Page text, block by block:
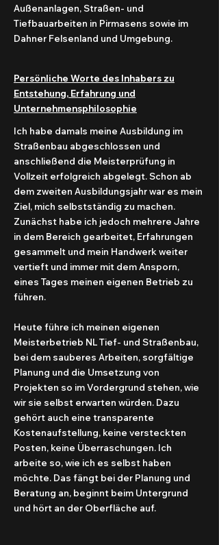
Außenanlagen, Straßen- und
Tiefbauarbeiten in Pirmasens sowie im
Dahner Felsenland und Umgebung.
Persönliche Worte des Inhabers zu
Entstehung, Erfahrung und
Unternehmensphilosophie
Ich habe damals meine Ausbildung im
Straßenbau abgeschlossen und
anschließend die Meisterprüfung in
Vollzeit erfolgreich abgelegt. Schon ab
dem zweiten Ausbildungsjahr war es mein
Ziel, mich selbstständig zu machen.
Zunächst habe ich jedoch mehrere Jahre
in dem Bereich gearbeitet, Erfahrungen
gesammelt und mein Handwerk weiter
vertieft und immer mit dem Ansporn,
eines Tages meinen eigenen Betrieb zu
führen.
Heute führe ich meinen eigenen
Meisterbetrieb NL Tief- und Straßenbau,
bei dem sauberes Arbeiten, sorgfältige
Planung und die Umsetzung von
Projekten so im Vordergrund stehen, wie
wir sie selbst erwarten würden. Dazu
gehört auch eine transparente
Kostenaufstellung, keine versteckten
Posten, keine Überraschungen. Ich
arbeite so, wie ich es selbst haben
möchte. Das fängt bei der Planung und
Beratung an, beginnt beim Untergrund
und hört an der Oberfläche auf.